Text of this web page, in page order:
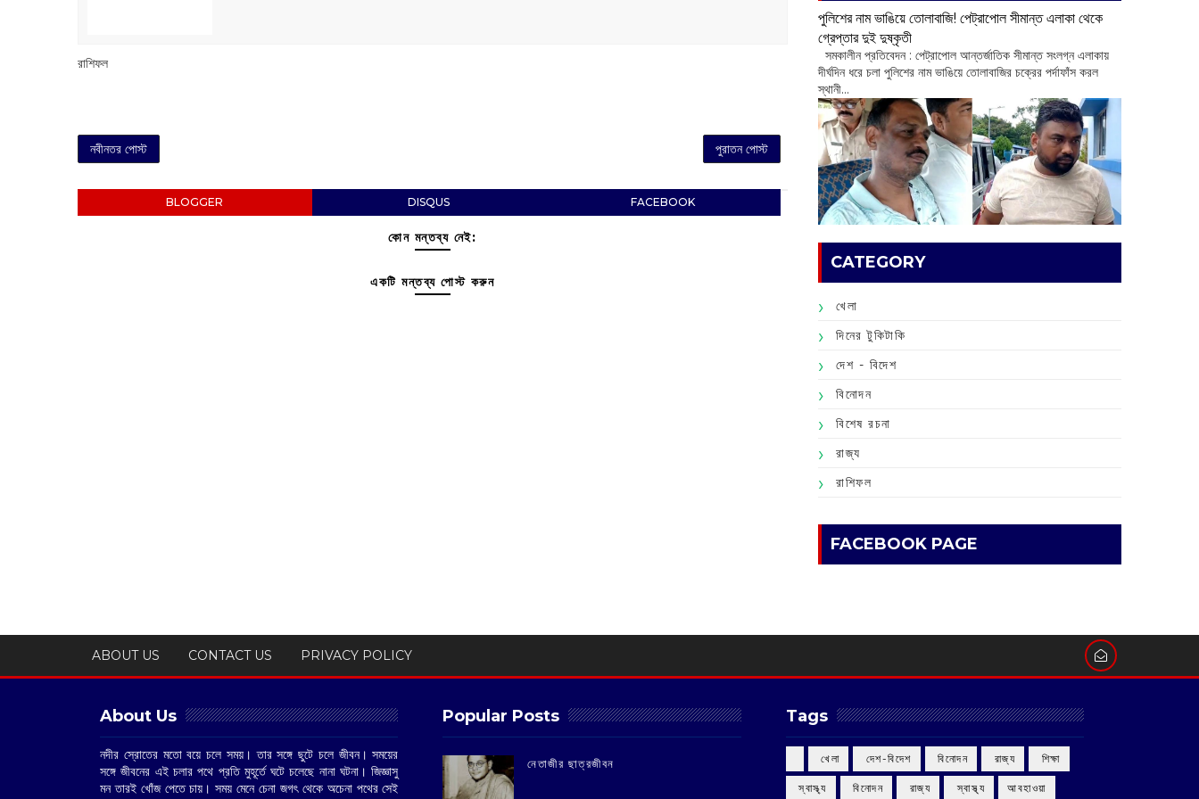
রাশিফল
নবীনতর পোস্ট পুরাতন পোস্ট
BLOGGER DISQUS FACEBOOK
কোন মন্তব্য নেই:
একটি মন্তব্য পোস্ট করুন
পুলিশের নাম ভাঙিয়ে তোলাবাজি! পেট্রাপোল সীমান্ত এলাকা থেকে
গ্রেপ্তার দুই দুষ্কৃতী
সমকালীন প্রতিবেদন : পেট্রাপোল আন্তর্জাতিক সীমান্ত সংলগ্ন এলাকায়
দীর্ঘদিন ধরে চলা পুলিশের নাম ভাঙিয়ে তোলাবাজির চক্রের পর্দাফাঁস করল
স্থানী...
CATEGORY
খেলা
দিনের টুকিটাকি
দেশ - বিদেশ
বিনোদন
বিশেষ রচনা
রাজ্য
রাশিফল
FACEBOOK PAGE
ABOUT US CONTACT US PRIVACY POLICY
About Us
নদীর স্রোতের মতো বয়ে চলে সময়। তার সঙ্গে ছুটে চলে জীবন। সময়ের
সঙ্গে জীবনের এই চলার পথে প্রতি মুহূর্তে ঘটে চলেছে নানা ঘটনা। জিজ্ঞাসু
মন তারই খোঁজ পেতে চায়। সময় মেনে চেনা জগৎ থেকে অচেনা পথের সেই
Popular Posts
‌নেতাজীর ছাত্রজীবন
Tags
‌ খেলা ‌ দেশ-বিদেশ ‌ বিনোদন ‌ রাজ্য ‌ শিক্ষা
‌ স্বাস্থ্য ‌ বিনোদন ‌ রাজ্য ‌ স্বাস্থ্য আবহাওয়া